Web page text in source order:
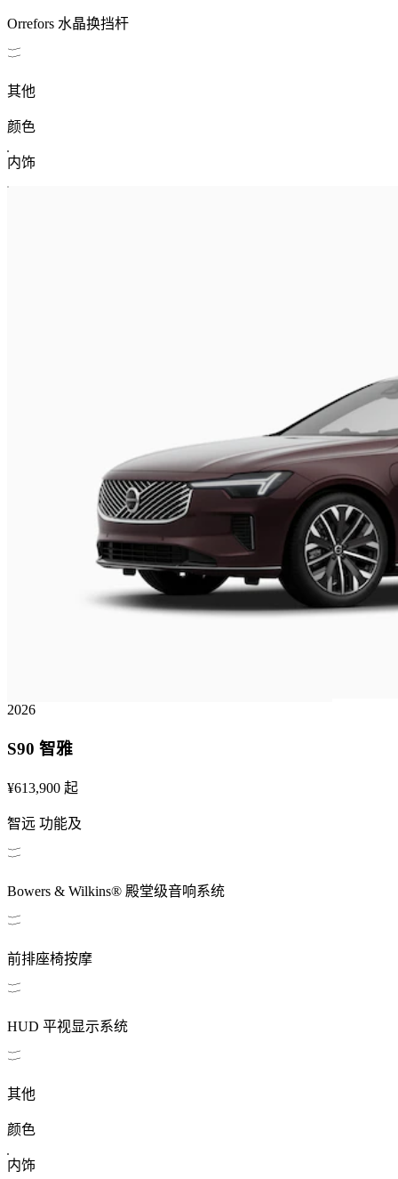
Orrefors 水晶换挡杆
其他
颜色
内饰
2026
S90 智雅
¥613,900 起
智远 功能及
Bowers & Wilkins® 殿堂级音响系统
前排座椅按摩
HUD 平视显示系统
其他
颜色
内饰